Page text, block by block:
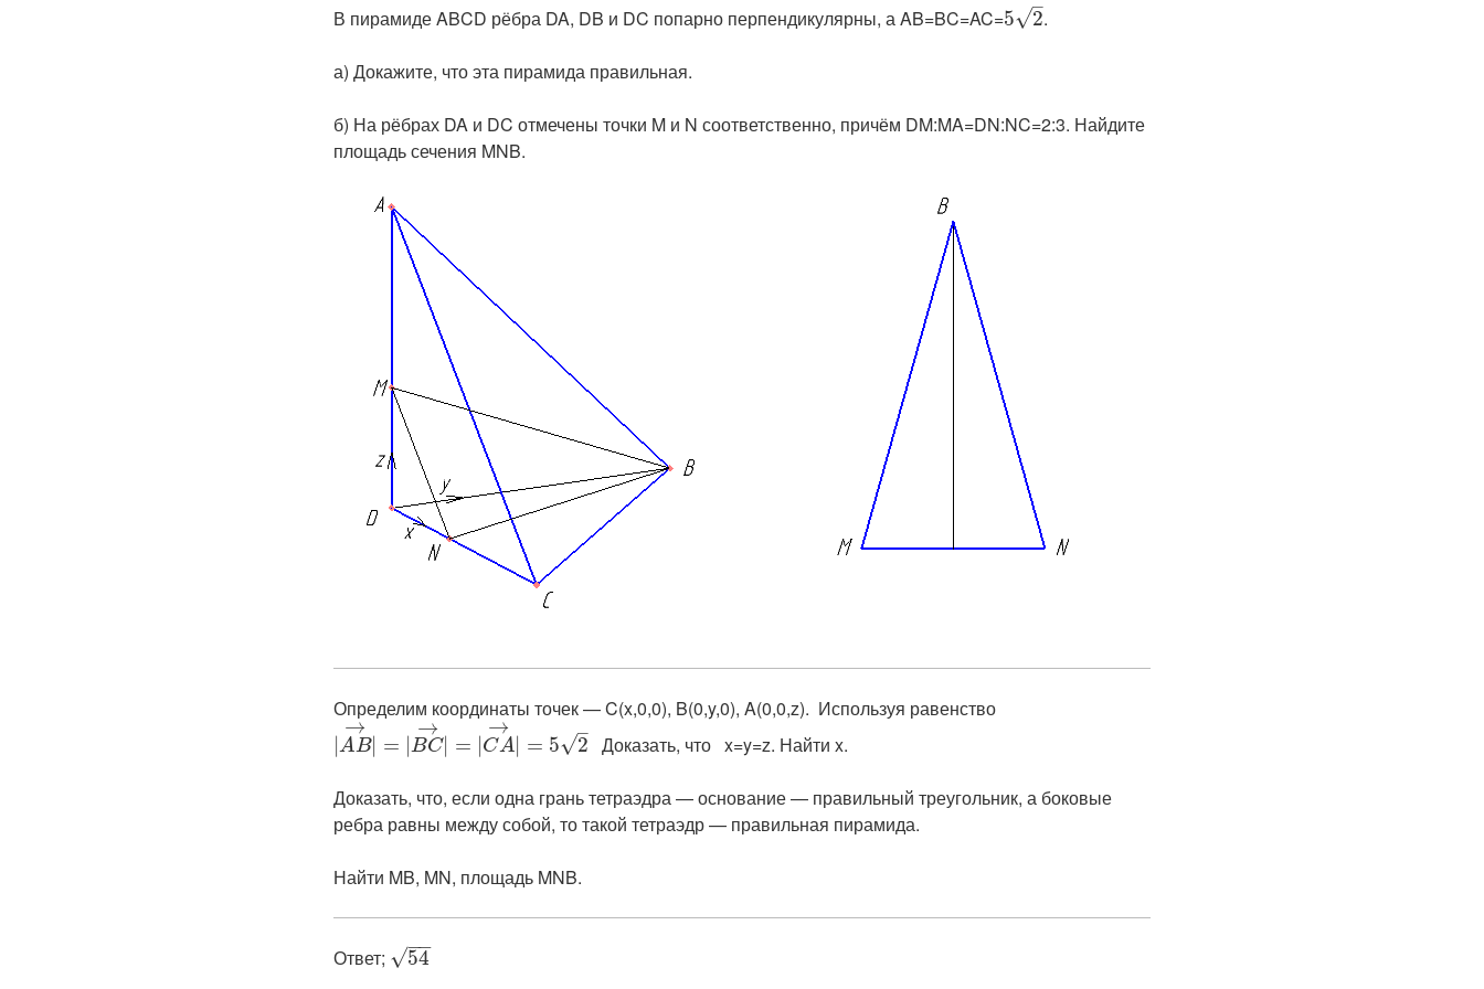
В пирамидеABCD рёбра DA, DB и DC попарно перпендикулярны, а AB=BC=AC=​5 2
–
√ .
а) Докажите, что эта пирамида правильная.
б) На рёбрах DA и DC отмечены точки M и N соответственно, причём DM:MA=DN:NC=2:3. Найдите
площадь сечения MNB.
Определим координаты точек — C(x,0,0), B(0,y,0), A(0,0,z). Используя равенство ​
AB
→
| = BC
→
| = CA
→
= 5 2
–
√ ​ Доказать, что x=y=z. Найти x.
Доказать, что, если одна грань тетраэдра — основание — правильный треугольник, а боковые
ребра равны между собой, то такой тетраэдр — правильная пирамида.
Найти MB, MN, площадь MNB.
Ответ; ​ 54
−−
√